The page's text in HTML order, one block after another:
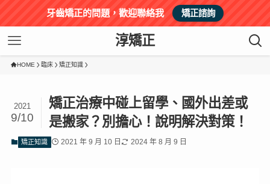
牙齒矯正的問題，歡迎聯絡我 矯正諮詢
淳矯正
HOME 臨床 矯正知識
矯正治療中碰上留學、國外出差或
是搬家？別擔心！說明解決對策！
2021
9/10
矯正知識 2021 年 9 月 10 日 2024 年 8 月 9 日